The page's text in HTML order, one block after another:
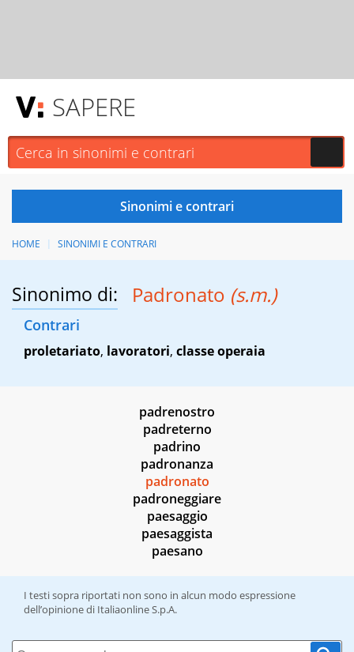
SAPERE
HOME SINONIMI E CONTRARI
Sinonimo di: Padronato (s.m.)
Contrari
proletariato, lavoratori, classe operaia
padrenostro
padreterno
padrino
padronanza
padronato
padroneggiare
paesaggio
paesaggista
paesano
I testi sopra riportati non sono in alcun modo espressione
dell’opinione di Italiaonline S.p.A.